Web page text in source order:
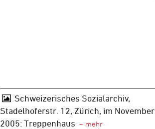
Schweizerisches Sozialarchiv,
Stadelhoferstr. 12, Zürich, im November
2005: Treppenhaus